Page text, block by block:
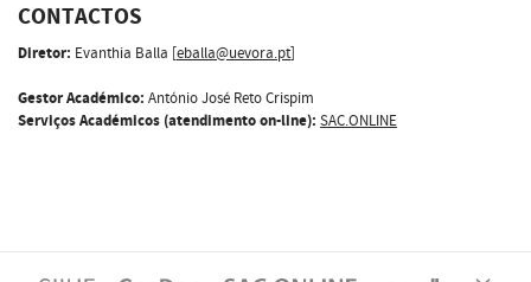
CONTACTOS
Diretor: Evanthia Balla [eballa@uevora.pt]
Gestor Académico: António José Reto Crispim
Serviços Académicos (atendimento on-line): SAC.ONLINE